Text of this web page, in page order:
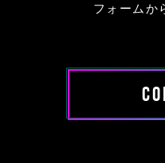
フォームか